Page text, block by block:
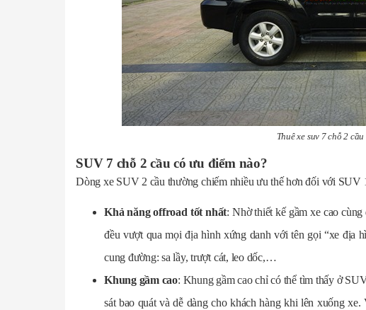
Thuê xe suv 7 chỗ 2
SUV 7 chỗ 2 cầu có ưu điểm nào?
Dòng xe SUV 2 cầu thường chiếm nhiều ưu thế hơn đối với
Khả năng offroad tốt nhất: Nhờ thiết kế gầm xe cao
đều vượt qua mọi địa hình xứng danh với tên gọi “xe địa
cung đường: sa lầy, trượt cát, leo dốc,…
Khung gầm cao: Khung gầm cao chỉ có thể tìm thấy ở
sát bao quát và dễ dàng cho khách hàng khi lên xuống